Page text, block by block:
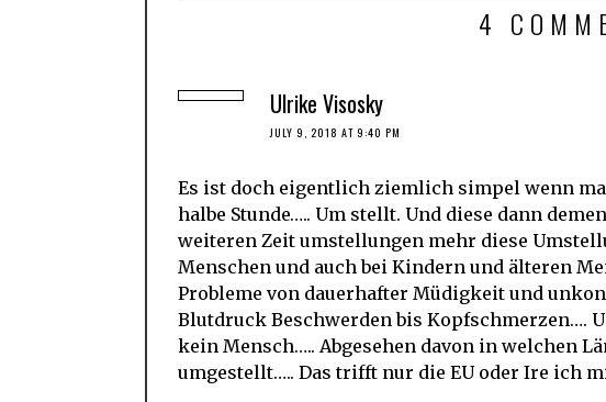
4
Ulrike Visosky
JULY 9, 2018 AT 9:40 PM
Es ist doch eigentlich ziemlich simpel wenn
halbe Stunde….. Um stellt. Und diese dann
weiteren Zeit umstellungen mehr diese
Menschen und auch bei Kindern und älteren
Probleme von dauerhafter Müdigkeit und
Blutdruck Beschwerden bis Kopfschmerzen….
kein Mensch….. Abgesehen davon in welchen
umgestellt….. Das trifft nur die EU oder Ire ich